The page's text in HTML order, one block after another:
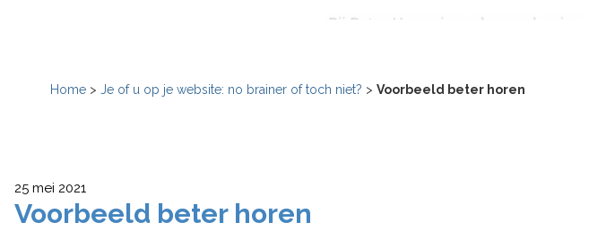
Home > Je of u op je website: no brainer of toch niet? > Voorbeeld beter horen
25 mei 2021
Voorbeeld beter horen